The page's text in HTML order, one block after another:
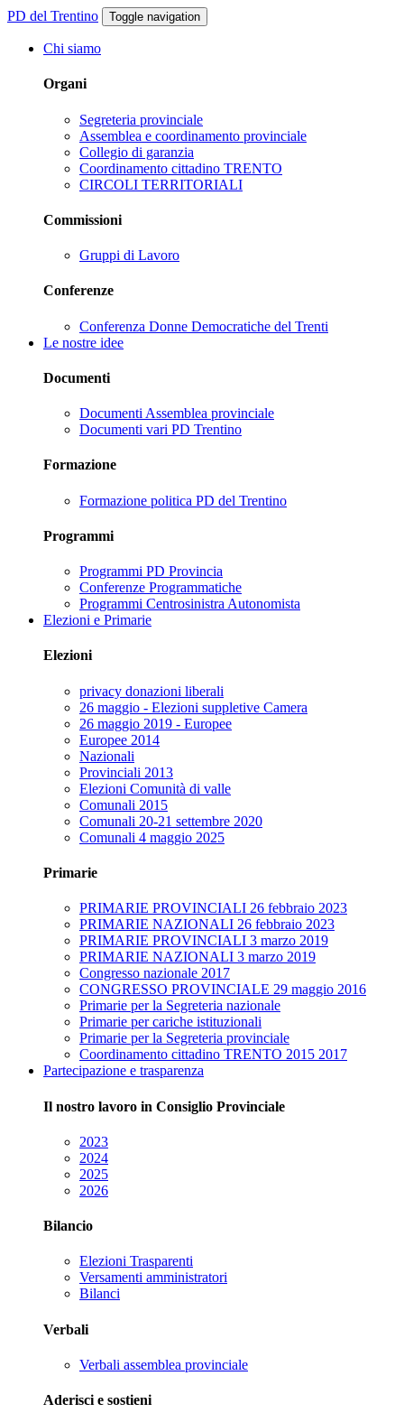
PD del Trentino Toggle navigation
Chi siamo
Organi
Segreteria provinciale
Assemblea e coordinamento provinciale
Collegio di garanzia
Coordinamento cittadino TRENTO
CIRCOLI TERRITORIALI
Commissioni
Gruppi di Lavoro
Conferenze
Conferenza Donne Democratiche del Trenti
Le nostre idee
Documenti
Documenti Assemblea provinciale
Documenti vari PD Trentino
Formazione
Formazione politica PD del Trentino
Programmi
Programmi PD Provincia
Conferenze Programmatiche
Programmi Centrosinistra Autonomista
Elezioni e Primarie
Elezioni
privacy donazioni liberali
26 maggio - Elezioni suppletive Camera
26 maggio 2019 - Europee
Europee 2014
Nazionali
Provinciali 2013
Elezioni Comunità di valle
Comunali 2015
Comunali 20-21 settembre 2020
Comunali 4 maggio 2025
Primarie
PRIMARIE PROVINCIALI 26 febbraio 2023
PRIMARIE NAZIONALI 26 febbraio 2023
PRIMARIE PROVINCIALI 3 marzo 2019
PRIMARIE NAZIONALI 3 marzo 2019
Congresso nazionale 2017
CONGRESSO PROVINCIALE 29 maggio 2016
Primarie per la Segreteria nazionale
Primarie per cariche istituzionali
Primarie per la Segreteria provinciale
Coordinamento cittadino TRENTO 2015 2017
Partecipazione e trasparenza
Il nostro lavoro in Consiglio Provinciale
2023
2024
2025
2026
Bilancio
Elezioni Trasparenti
Versamenti amministratori
Bilanci
Verbali
Verbali assemblea provinciale
Aderisci e sostieni